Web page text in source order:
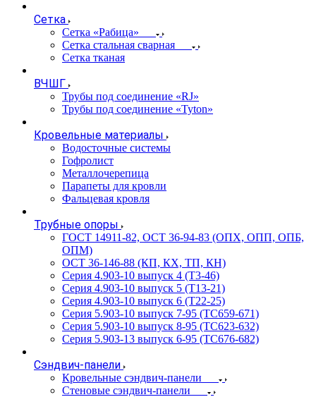
Сетка
Сетка «Рабица»
Сетка стальная сварная
Сетка тканая
ВЧШГ
Трубы под соединение «RJ»
Трубы под соединение «Tyton»
Кровельные материалы
Водосточные системы
Гофролист
Металлочерепица
Парапеты для кровли
Фальцевая кровля
Трубные опоры
ГОСТ 14911-82, ОСТ 36-94-83 (ОПХ, ОПП, ОПБ,
ОПМ)
ОСТ 36-146-88 (КП, КХ, ТП, КН)
Серия 4.903-10 выпуск 4 (Т3-46)
Серия 4.903-10 выпуск 5 (Т13-21)
Серия 4.903-10 выпуск 6 (Т22-25)
Серия 5.903-10 выпуск 7-95 (ТС659-671)
Серия 5.903-10 выпуск 8-95 (ТС623-632)
Серия 5.903-13 выпуск 6-95 (ТС676-682)
Сэндвич-панели
Кровельные сэндвич-панели
Стеновые сэндвич-панели